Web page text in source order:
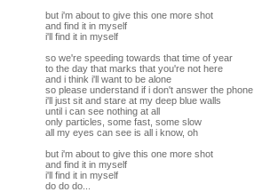
but i'm about to give this one more shot
and find it in myself
i'll find it in myself
so we're speeding towards that time of year
to the day that marks that you're not here
and i think i'll want to be alone
so please understand if i don't answer the phone
i'll just sit and stare at my deep blue walls
until i can see nothing at all
only particles, some fast, some slow
all my eyes can see is all i know, oh
but i'm about to give this one more shot
and find it in myself
i'll find it in myself
do do do...